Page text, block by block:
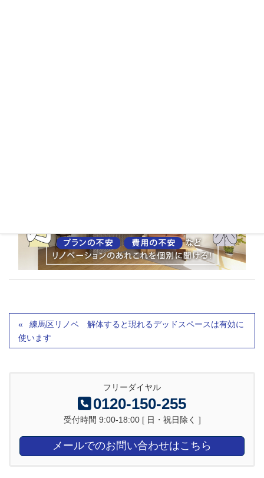
練馬区リノベ 解体すると現れるデッドスペースは有効に
使います
フリーダイヤル
0120-150-255
受付時間 9:00-18:00 [ 日・祝日除く ]
メールでのお問い合わせはこちら